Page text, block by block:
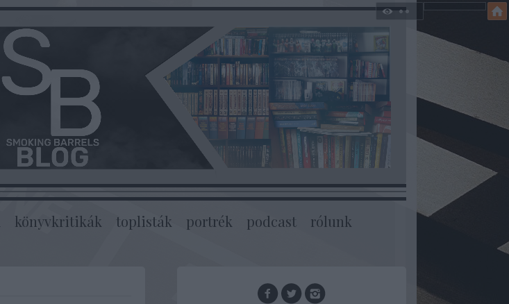
könyvkritikák toplisták portrék podcast rólunk